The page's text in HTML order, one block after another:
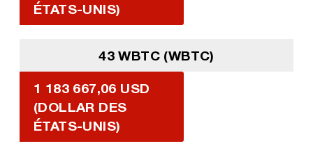
ÉTATS-UNIS)
43 WBTC (WBTC)
1 183 667,06 USD
(DOLLAR DES
ÉTATS-UNIS)